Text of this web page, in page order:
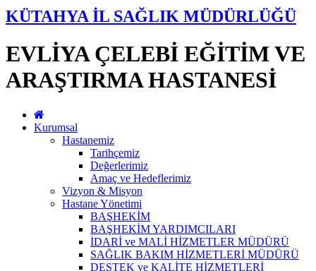
KÜTAHYA İL SAĞLIK MÜDÜRLÜĞÜ
EVLİYA ÇELEBİ EĞİTİM VE
ARAŞTIRMA HASTANESİ
Kurumsal
Hastanemiz
Tarihçemiz
Değerlerimiz
Amaç ve Hedeflerimiz
Vizyon & Misyon
Hastane Yönetimi
BAŞHEKİM
BAŞHEKİM YARDIMCILARI
İDARİ ve MALİ HİZMETLER MÜDÜRÜ
SAĞLIK BAKIM HİZMETLERİ MÜDÜRÜ
DESTEK ve KALİTE HİZMETLERİ